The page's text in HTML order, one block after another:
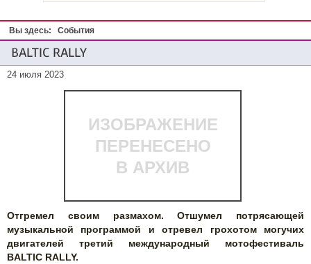
Вы здесь: События
BALTIC RALLY
24 июля 2023
ИЗОБРАЖЕНИЕ
ПЕРЕНЕСЕНО
В АРХИВ
Отгремел своим размахом. Отшумел потрясающей
музыкальной программой и отревел грохотом могучих
двигателей третий международный мотофестиваль
BALTIC RALLY.